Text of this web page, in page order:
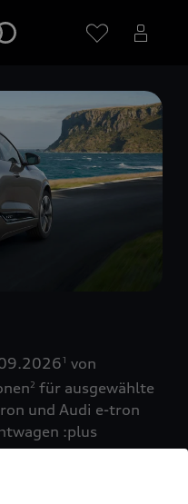
1 von
2 für ausgewählte
und Audi e-tron
:plus